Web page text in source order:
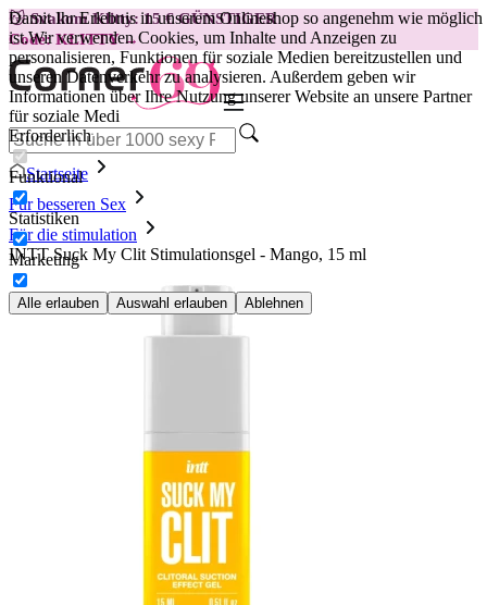
Damit Ihr Erlebnis in unserem Onlineshop so angenehm wie möglich
ist.Wir verwenden Cookies, um Inhalte und Anzeigen zu
personalisieren, Funktionen für soziale Medien bereitzustellen und
unseren Datenverkehr zu analysieren. Außerdem geben wir
Informationen über Ihre Nutzung unserer Website an unsere Partner
für soziale Medi
Erforderlich
Funktional
Statistiken
Marketing
Alle erlauben Auswahl erlauben Ablehnen
😽Svakom Klitty: 15 € GÜNSTIGER
Code: KLITTY →
Startseite
Für besseren Sex
Für die stimulation
INTT Suck My Clit Stimulationsgel - Mango, 15 ml